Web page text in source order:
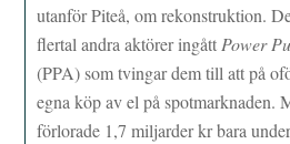
utanför Piteå, om rekonstruktion.
flertal andra aktörer ingåttPower
(PPA) som tvingar dem till att på
egna köp av el på spotmarknaden.
förlorade 1,7 miljarder kr bara